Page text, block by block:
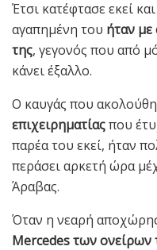
Έτσι κατέφτασε εκεί
αγαπημένη του ήταν με
της, γεγονός που από
κάνει έξαλλο.
Ο καυγάς που
επιχειρηματίαςπου
παρέα του εκεί, ήταν
περάσει αρκετή ώρα
Άραβας.
Όταν η νεαρή
Mercedes των ονείρων